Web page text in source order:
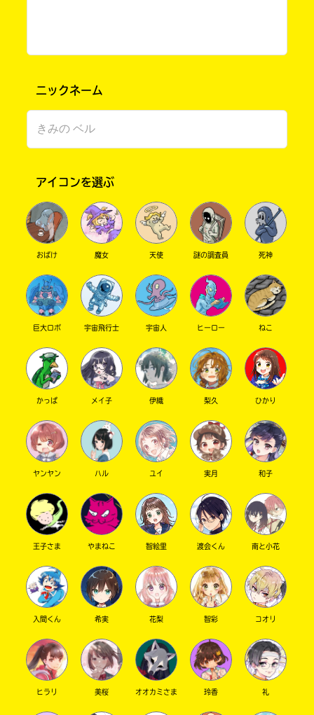
書店に届いた
みんなからのお手紙が
読める
もっと知りたい
キミに
ニックネーム
アイコンを選ぶ
おばけ 魔女 天使 謎の調査員 死神
巨大ロボ 宇宙飛行士 宇宙人 ヒーロー ねこ
かっぱ メイ子 伊織 梨久 ひかり
ヤンヤン ハル ユイ 実月 和子
王子さま やまねこ 智絵里 渡会くん 南と小花
入間くん 希実 花梨 智彩 コオリ
ヒラリ 美桜 オオカミさま 玲香 礼